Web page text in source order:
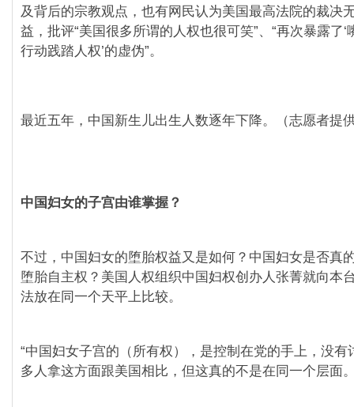
及背后的宗教观点，也有网民认为美国最高法院的裁决
益，批评“美国很多所谓的人权也很可笑”、“再次暴露了
行动践踏人权’的虚伪”。
最近五年，中国新生儿出生人数逐年下降。（志愿者提
中国妇女的子宫由谁掌握？
不过，中国妇女的堕胎权益又是如何？中国妇女是否真
堕胎自主权？美国人权组织中国妇权创办人张菁就向本
法放在同一个天平上比较。
“中国妇女子宫的（所有权），是控制在党的手上，没有
多人拿这方面跟美国相比，但这真的不是在同一个层面